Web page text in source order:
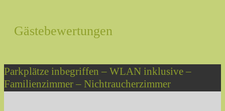
Gästebewertungen
Parkplätze inbegriffen – WLAN inklusive –
Familienzimmer – Nichtraucherzimmer